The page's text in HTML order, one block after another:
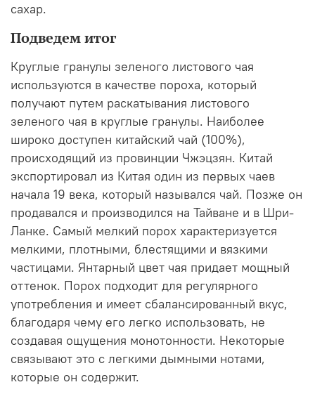
сахар.
Подведем итог
Круглые гранулы зеленого листового чая
используются в качестве пороха, который
получают путем раскатывания листового
зеленого чая в круглые гранулы. Наиболее
широко доступен китайский чай (100%),
происходящий из провинции Чжэцзян. Китай
экспортировал из Китая один из первых чаев
начала 19 века, который назывался чай. Позже он
продавался и производился на Тайване и в Шри-
Ланке. Самый мелкий порох характеризуется
мелкими, плотными, блестящими и вязкими
частицами. Янтарный цвет чая придает мощный
оттенок. Порох подходит для регулярного
употребления и имеет сбалансированный вкус,
благодаря чему его легко использовать, не
создавая ощущения монотонности. Некоторые
связывают это с легкими дымными нотами,
которые он содержит.